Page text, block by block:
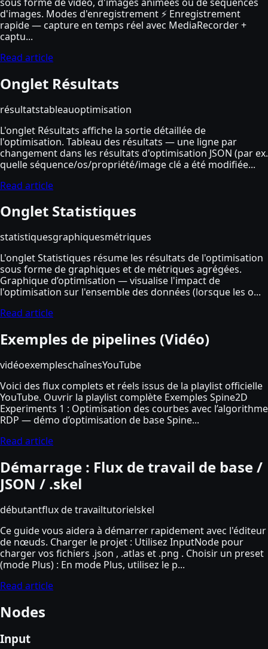
d'images. Modes d'enregistrement ⚡ Enregistrement
rapide — capture en temps réel avec MediaRecorder +
captu...
Read article
Onglet Résultats
résultatstableauoptimisation
L'onglet Résultats affiche la sortie détaillée de
l'optimisation. Tableau des résultats — une ligne par
changement dans les résultats d'optimisation JSON (par ex.
quelle séquence/os/propriété/image clé a été modifiée...
Read article
Onglet Statistiques
statistiquesgraphiquesmétriques
L'onglet Statistiques résume les résultats de l'optimisation
sous forme de graphiques et de métriques agrégées.
Graphique d’optimisation — visualise l'impact de
l'optimisation sur l'ensemble des données (lorsque les o...
Read article
Exemples de pipelines (Vidéo)
vidéoexempleschaînesYouTube
Voici des flux complets et réels issus de la playlist officielle
YouTube. Ouvrir la playlist complète Exemples Spine2D
Experiments 1 : Optimisation des courbes avec l’algorithme
RDP — démo d’optimisation de base Spine...
Read article
Démarrage : Flux de travail de base /
JSON / .skel
débutantflux de travailtutorielskel
Ce guide vous aidera à démarrer rapidement avec l'éditeur
de nœuds. Charger le projet : Utilisez InputNode pour
charger vos fichiers .json , .atlas et .png . Choisir un preset
(mode Plus) : En mode Plus, utilisez le p...
Read article
Nodes
Input